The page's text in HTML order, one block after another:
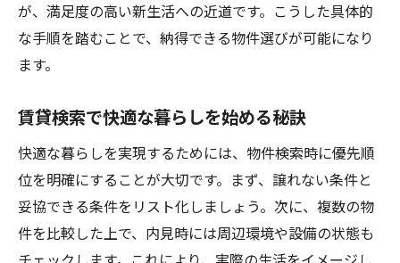
が、満足度の高い新生活への近道です。こうした具体的
な手順を踏むことで、納得できる物件選びが可能になり
ます。
賃貸検索で快適な暮らしを始める秘訣
快適な暮らしを実現するためには、物件検索時に優先順
位を明確にすることが大切です。まず、譲れない条件と
妥協できる条件をリスト化しましょう。次に、複数の物
件を比較した上で、内見時には周辺環境や設備の状態も